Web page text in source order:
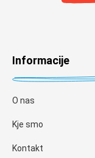
Informacije
O nas
Kje smo
Kontakt